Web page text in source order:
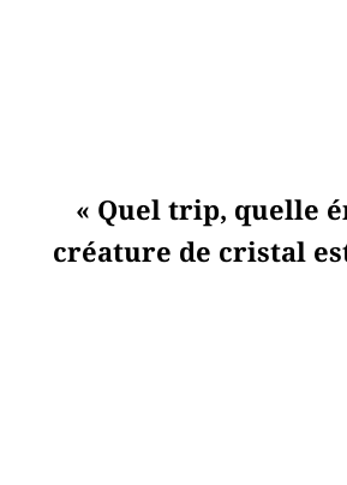
« Quel trip, quelle
créature de cristal